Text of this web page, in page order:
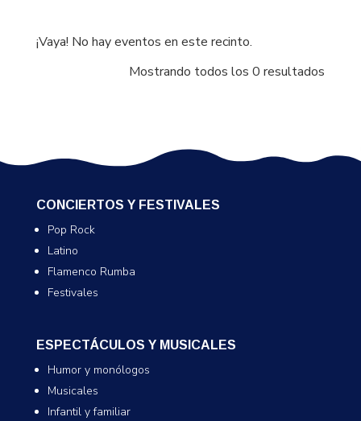
¡Vaya! No hay eventos en este recinto.
Mostrando todos los 0 resultados
CONCIERTOS Y FESTIVALES
Pop Rock
Latino
Flamenco Rumba
Festivales
ESPECTÁCULOS Y MUSICALES
Humor y monólogos
Musicales
Infantil y familiar